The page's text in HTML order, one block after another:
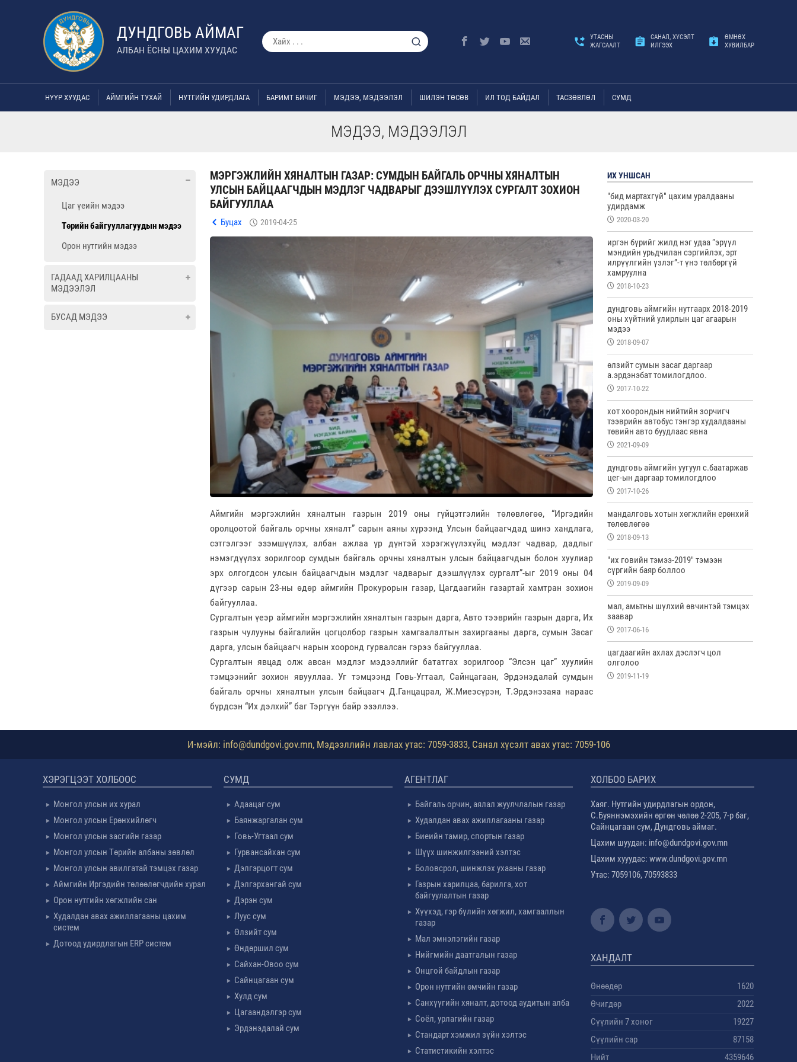
ДУНДГОВЬ АЙМАГ
АЛБАН ЁСНЫ ЦАХИМ ХУУДАС
УТАСНЫ
ЖАГСААЛТ
САНАЛ, ХҮСЭЛТ
ИЛГЭЭХ
ӨМНӨХ
ХУВИЛБАР
НҮҮР ХУУДАС АЙМГИЙН ТУХАЙ НУТГИЙН УДИРДЛАГА БАРИМТ БИЧИГ МЭДЭЭ, МЭДЭЭЛЭЛ ШИЛЭН ТӨСӨВ ИЛ ТОД БАЙДАЛ ТАСЗӨВЛӨЛ СУМД
МЭДЭЭ, МЭДЭЭЛЭЛ
МЭДЭЭ
Цаг үеийн мэдээ
Төрийн байгууллагуудын мэдээ
Орон нутгийн мэдээ
ГАДААД ХАРИЛЦААНЫ
МЭДЭЭЛЭЛ
БУСАД МЭДЭЭ
МЭРГЭЖЛИЙН ХЯНАЛТЫН ГАЗАР: СУМДЫН БАЙГАЛЬ ОРЧНЫ ХЯНАЛТЫН
УЛСЫН БАЙЦААГЧДЫН МЭДЛЭГ ЧАДВАРЫГ ДЭЭШЛҮҮЛЭХ СУРГАЛТ ЗОХИОН
БАЙГУУЛЛАА
Буцах 2019-04-25
Аймгийн мэргэжлийн хяналтын газрын 2019 оны гүйцэтгэлийн төлөвлөгөө, “Иргэдийн
оролцоотой байгаль орчны хяналт” сарын аяны хүрээнд Улсын байцаагчдад шинэ хандлага,
сэтгэлгээг эзэмшүүлэх, албан ажлаа үр дүнтэй хэрэгжүүлэхүйц мэдлэг чадвар, дадлыг
нэмэгдүүлэх зорилгоор сумдын байгаль орчны хяналтын улсын байцаагчдын болон хуулиар
эрх олгогдсон улсын байцаагчдын мэдлэг чадварыг дээшлүүлэх сургалт”-ыг 2019 оны 04
дүгээр сарын 23-ны өдөр аймгийн Прокурорын газар, Цагдаагийн газартай хамтран зохион
байгууллаа.
Сургалтын үеэр аймгийн мэргэжлийн хяналтын газрын дарга, Авто тээврийн газрын дарга, Их
газрын чулууны байгалийн цогцолбор газрын хамгаалалтын захиргааны дарга, сумын Засаг
дарга, улсын байцаагч нарын хооронд гурвалсан гэрээ байгууллаа.
Сургалтын явцад олж авсан мэдлэг мэдээллийг бататгах зорилгоор “Элсэн цаг” хуулийн
тэмцээнийг зохион явууллаа. Уг тэмцээнд Говь-Угтаал, Сайнцагаан, Эрдэнэдалай сумдын
байгаль орчны хяналтын улсын байцаагч Д.Ганцацрал, Ж.Миеэсүрэн, Т.Эрдэнэзаяа нараас
бүрдсэн “Их дэлхий” баг Тэргүүн байр эзэллээ.
ИХ УНШСАН
"бид мартахгүй" цахим уралдааны
удирдамж
2020-03-20
иргэн бүрийг жилд нэг удаа “эрүүл
мэндийн урьдчилан сэргийлэх, эрт
илрүүлгийн үзлэг”-т үнэ төлбөргүй
хамруулна
2018-10-23
дундговь аймгийн нутгаарх 2018-2019
оны хүйтний улирлын цаг агаарын
мэдээ
2018-09-07
өлзийт сумын засаг даргаар
а.эрдэнэбат томилогдлоо.
2017-10-22
хот хоорондын нийтийн зорчигч
тээврийн автобус тэнгэр худалдааны
төвийн авто буудлаас явна
2021-09-09
дундговь аймгийн уугуул с.баатаржав
цег-ын даргаар томилогдлоо
2017-10-26
мандалговь хотын хөгжлийн ерөнхий
төлөвлөгөө
2018-09-13
"их говийн тэмээ-2019" тэмээн
сүргийн баяр боллоо
2019-09-09
мал, амьтны шүлхий өвчинтэй тэмцэх
заавар
2017-06-16
цагдаагийн ахлах дэслэгч цол
олголоо
2019-11-19
И-мэйл: info@dundgovi.gov.mn, Мэдээллийн лавлах утас: 7059-3833, Санал хүсэлт авах утас: 7059-106
ХЭРЭГЦЭЭТ ХОЛБООС
Монгол улсын их хурал
Монгол улсын Ерөнхийлөгч
Монгол улсын засгийн газар
Монгол улсын Төрийн албаны зөвлөл
Монгол улсын авилгатай тэмцэх газар
Аймгийн Иргэдийн төлөөлөгчдийн хурал
Орон нутгийн хөгжлийн сан
Худалдан авах ажиллагааны цахим
систем
Дотоод удирдлагын ERP систем
СУМД
Адаацаг сум
Баянжаргалан сум
Говь-Угтаал сум
Гурвансайхан сум
Дэлгэрцогт сум
Дэлгэрхангай сум
Дэрэн сум
Луус сум
Өлзийт сум
Өндөршил сум
Сайхан-Овоо сум
Сайнцагаан сум
Хулд сум
Цагаандэлгэр сум
Эрдэнэдалай сум
АГЕНТЛАГ
Байгаль орчин, аялал жуулчлалын газар
Худалдан авах ажиллагааны газар
Биеийн тамир, спортын газар
Шүүх шинжилгээний хэлтэс
Боловсрол, шинжлэх ухааны газар
Газрын харилцаа, барилга, хот
байгуулалтын газар
Хүүхэд, гэр бүлийн хөгжил, хамгааллын
газар
Мал эмнэлэгийн газар
Нийгмийн даатгалын газар
Онцгой байдлын газар
Орон нутгийн өмчийн газар
Санхүүгийн хяналт, дотоод аудитын алба
Соёл, урлагийн газар
Стандарт хэмжил зүйн хэлтэс
Статистикийн хэлтэс
ХОЛБОО БАРИХ
Хаяг. Нутгийн удирдлагын ордон,
С.Буяннэмэхийн өргөн чөлөө 2-205, 7-р баг,
Сайнцагаан сум, Дундговь аймаг.
Цахим шуудан: info@dundgovi.gov.mn
Цахим хууудас: www.dundgovi.gov.mn
Утас: 7059106, 70593833
ХАНДАЛТ
Өнөөдөр
1620
Өчигдөр
2022
Сүүлийн 7 хоног
19227
Сүүлийн сар
87158
Нийт
4359646